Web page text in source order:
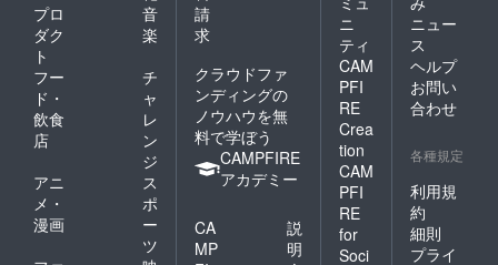
プロ
ダク
ト
音
楽
フー
ド・
飲食
店
チ
ャ
レ
ン
ジ
アニ
メ・
漫画
ス
ポ
ー
ツ
請
求
クラウドファ
ンディングの
ノウハウを無
料で学ぼう
CAMPFIRE
アカデミー
CA
MP
説
明
ニ
ティ
CAM
PFI
RE
Crea
tion
CAM
PFI
RE
for
Soci
ニュー
ス
ヘルプ
お問い
合わせ
各種規定
利用規
約
細則
プライ